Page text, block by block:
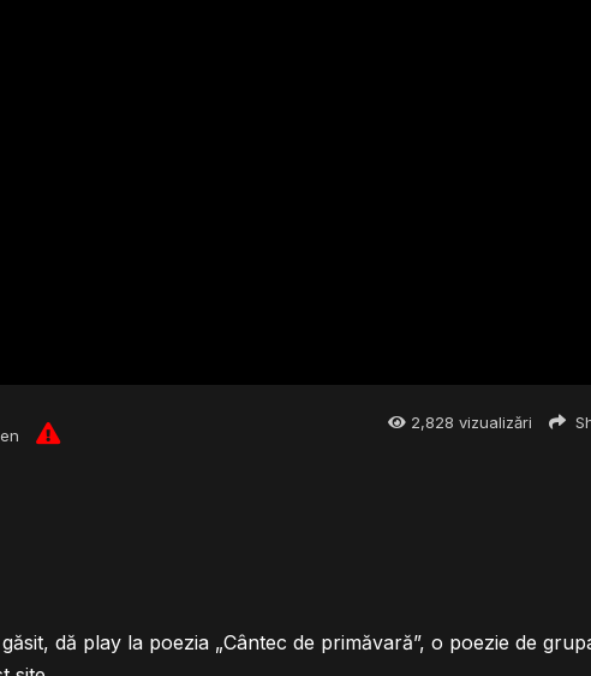
2,828 vizualizări
dă play la poezia „Cântec de primăvară”, o poezie de